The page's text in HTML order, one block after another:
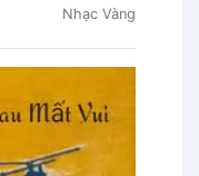
Nhạc Vàng